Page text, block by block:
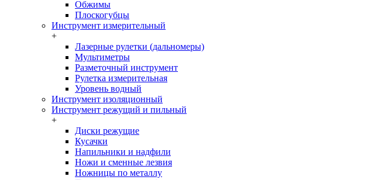
Обжимы
Плоскогубцы
Инструмент измерительный
+
Лазерные рулетки (дальномеры)
Мультиметры
Разметочный инструмент
Рулетка измерительная
Уровень водный
Инструмент изоляционный
Инструмент режущий и пильный
+
Диски режущие
Кусачки
Напильники и надфили
Ножи и сменные лезвия
Ножницы по металлу